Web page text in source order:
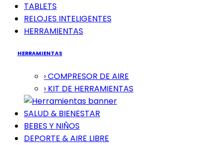
TABLETS
RELOJES INTELIGENTES
HERRAMIENTAS
HERRAMIENTAS
› COMPRESOR DE AIRE
› KIT DE HERRAMIENTAS
SALUD & BIENESTAR
BEBES Y NIÑOS
DEPORTE & AIRE LIBRE